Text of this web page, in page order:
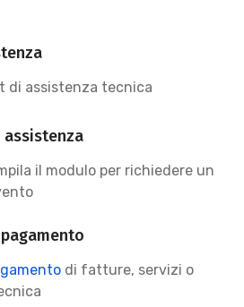
di assistenza tecnica
assistenza
il modulo per richiedere un
di fatture, servizi o